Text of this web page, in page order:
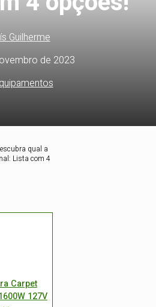
Guilherme
de 2023
qual a
Lista com 4
Carpet
127V